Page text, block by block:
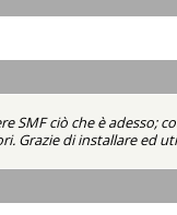
ciò che è
Grazie di installare ed